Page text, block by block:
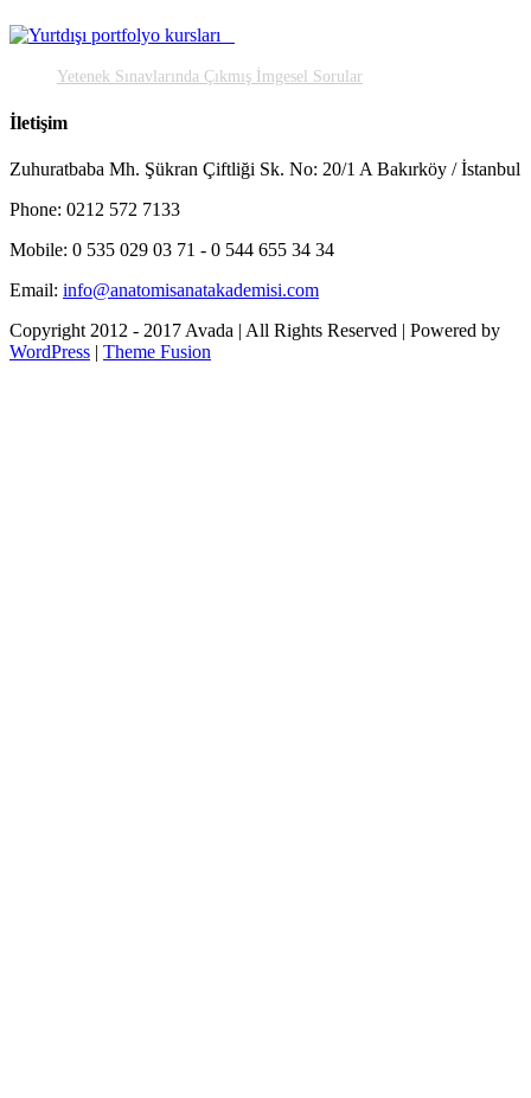
Yetenek Sınavlarında Çıkmış İmgesel Sorular
İletişim
Zuhuratbaba Mh. Şükran Çiftliği Sk. No: 20/1 A Bakırköy / İstanbul
Phone: 0212 572 7133
Mobile: 0 535 029 03 71 - 0 544 655 34 34
Email: info@anatomisanatakademisi.com
Copyright 2012 - 2017 Avada | All Rights Reserved | Powered by
WordPress | Theme Fusion